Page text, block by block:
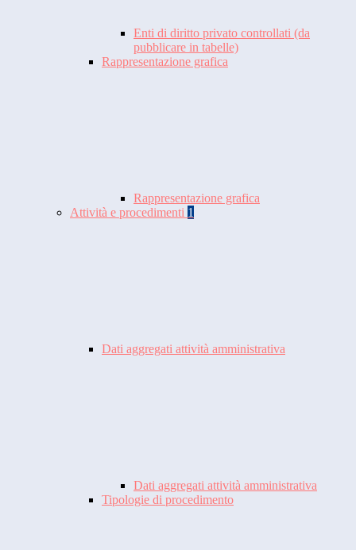
Enti di diritto privato controllati (da
pubblicare in tabelle)
Rappresentazione grafica
Rappresentazione grafica
Attività e procedimenti 1
Dati aggregati attività amministrativa
Dati aggregati attività amministrativa
Tipologie di procedimento